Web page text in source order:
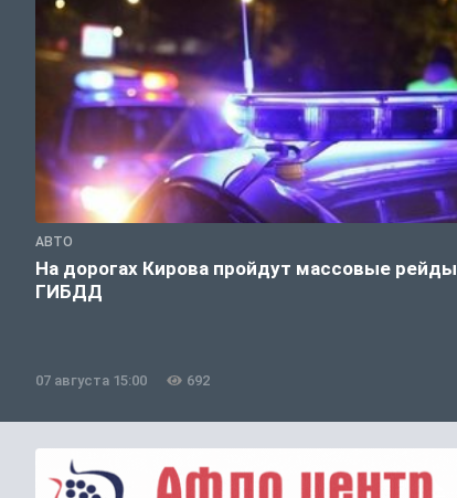
АВТО
На дорогах Кирова пройдут массовые рейды
ГИБДД
07 августа 15:00 692